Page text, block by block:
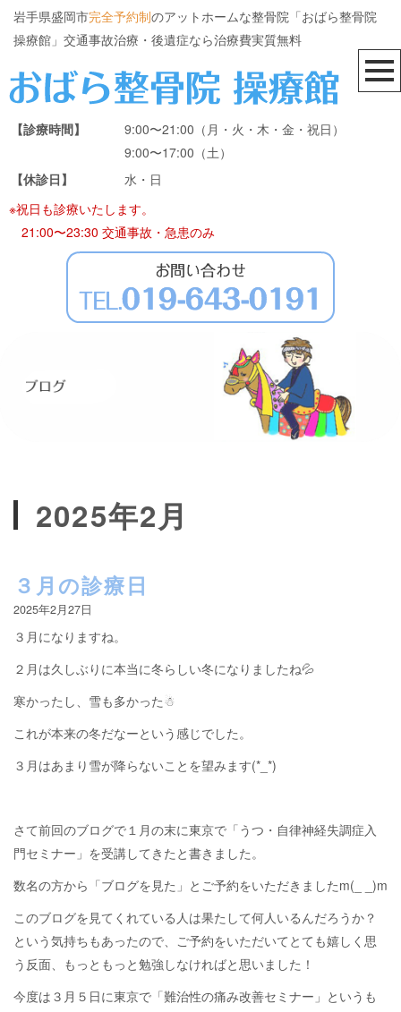
岩手県盛岡市完全予約制のアットホームな整骨院「おばら整骨院
操療館」交通事故治療・後遺症なら治療費実質無料
【診療時間】
9:00〜21:00（月・火・木・金・祝日）
9:00〜17:00（土）
【休診日】
水・日
※祝日も診療いたします。
21:00〜23:30 交通事故・急患のみ
2025年2月
３月の診療日
2025年2月27日
３月になりますね。
２月は久しぶりに本当に冬らしい冬になりましたね💦
寒かったし、雪も多かった☃
これが本来の冬だなーという感じでした。
３月はあまり雪が降らないことを望みます(*_*)
さて前回のブログで１月の末に東京で「うつ・自律神経失調症入
門セミナー」を受講してきたと書きました。
数名の方から「ブログを見た」とご予約をいただきましたm(_ _)m
このブログを見てくれている人は果たして何人いるんだろうか？
という気持ちもあったので、ご予約をいただいてとても嬉しく思
う反面、もっともっと勉強しなければと思いました！
今度は３月５日に東京で「難治性の痛み改善セミナー」というも